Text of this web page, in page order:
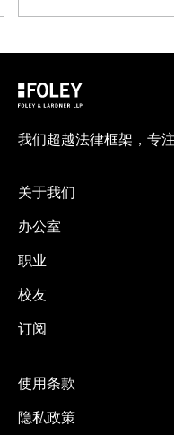
我们超越法律框架，专
关于我们
办公室
职业
校友
订阅
使用条款
隐私政策